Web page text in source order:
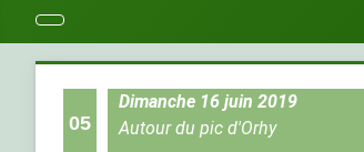
05
Dimanche 16 juin 2019
Autour du pic d'Orhy